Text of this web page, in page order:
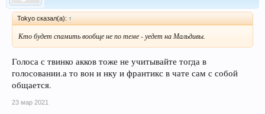
Tokyo сказал(а): ↑
Кто будет спамить вообще не по теме - уедет на Мальдивы.
Голоса с твинко акков тоже не учитывайте тогда в
голосовании.а то вон и нку и франтикс в чате сам с собой
общается.
23 мар 2021